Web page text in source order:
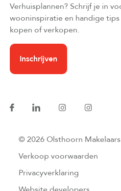
Verhuisplannen? Schrijf je in
wooninspiratie en handige
kopen of verkopen.
Inschrijven
© 2026 Olsthoorn Makelaars
Verkoop voorwaarden
Privacyverklaring